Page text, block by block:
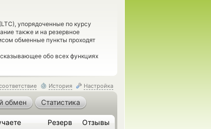
упорядоченные по курсу
также и на резервное
обменные пункты проходят
обо всех функциях
История Настройка
обмен Статистика
Резерв Отзывы